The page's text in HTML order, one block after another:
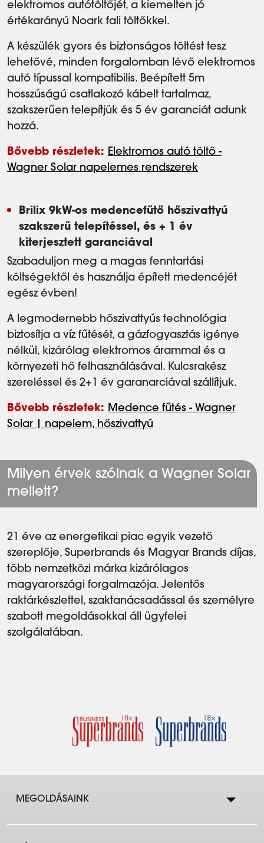
elektromos autótöltőjét, a kiemelten jó
értékarányú Noark fali töltőkkel.
A készülék gyors és biztonságos töltést tesz
lehetővé, minden forgalomban lévő elektromos
autó típussal kompatibilis. Beépített 5m
hosszúságú csatlakozó kábelt tartalmaz,
szakszerűen telepítjük és 5 év garanciát adunk
hozzá.
Bővebb részletek: Elektromos autó töltő -
Wagner Solar napelemes rendszerek
Brilix 9kW-os medencefűtő hőszivattyú
szakszerű telepítéssel, és + 1 év
kiterjesztett garanciával
Szabaduljon meg a magas fenntartási
költségektől és használja épített medencéjét
egész évben!
A legmodernebb hőszivattyús technológia
biztosítja a víz fűtését, a gázfogyasztás igénye
nélkül, kizárólag elektromos árammal és a
környezeti hő felhasználásával. Kulcsrakész
szereléssel és 2+1 év garanarciával szállítjuk.
Bővebb részletek: Medence fűtés - Wagner
Solar | napelem, hőszivattyú
Milyen érvek szólnak a Wagner Solar
mellett?
21 éve az energetikai piac egyik vezető
szereplője, Superbrands és Magyar Brands díjas,
több nemzetközi márka kizárólagos
magyarországi forgalmazója. Jelentős
raktárkészlettel, szaktanácsadással és személyre
szabott megoldásokkal áll ügyfelei
szolgálatában.
MEGOLDÁSAINK